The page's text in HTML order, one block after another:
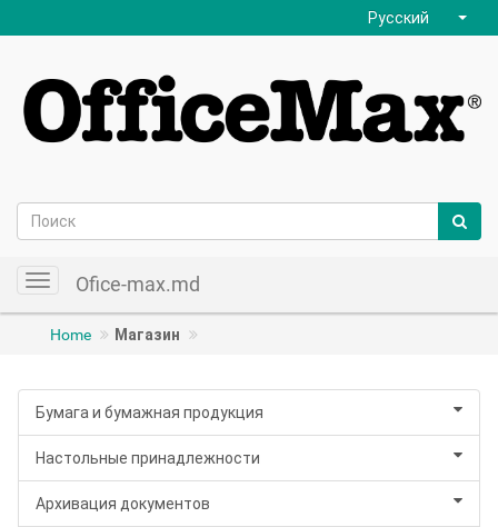
Русский
ToggleOfice-max.md
Home Магазин
Бумага и бумажная продукция
Настольные принадлежности
Архивация документов